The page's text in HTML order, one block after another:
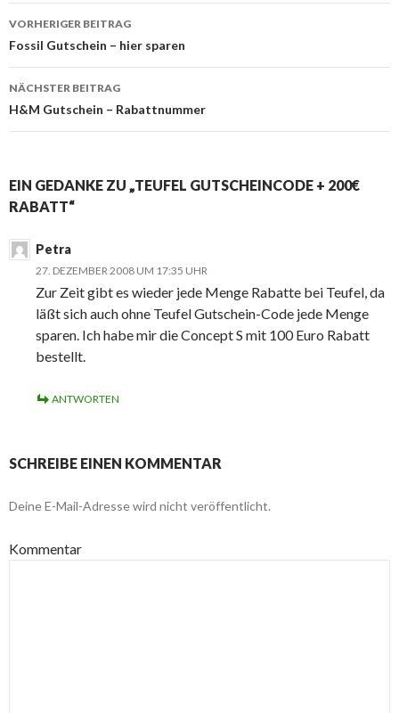
Beitrags-
Navigation
VORHERIGER BEITRAG
Fossil Gutschein – hier sparen
NÄCHSTER BEITRAG
H&M Gutschein – Rabattnummer
EIN GEDANKE ZU „TEUFEL GUTSCHEINCODE + 200€
RABATT“
Petra
27. DEZEMBER 2008 UM 17:35 UHR
Zur Zeit gibt es wieder jede Menge Rabatte bei Teufel, da
läßt sich auch ohne Teufel Gutschein-Code jede Menge
sparen. Ich habe mir die Concept S mit 100 Euro Rabatt
bestellt.
ANTWORTEN
SCHREIBE EINEN KOMMENTAR
Deine E-Mail-Adresse wird nicht veröffentlicht.
Kommentar